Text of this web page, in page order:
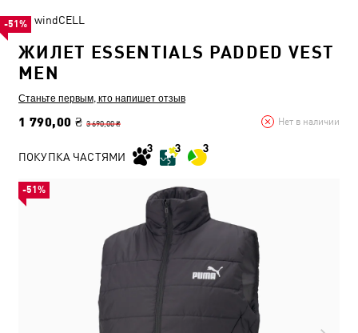
windCELL
ЖИЛЕТ ESSENTIALS PADDED VEST
MEN
Станьте первым, кто напишет отзыв
1 790,00 ₴ 3 690,00 ₴ Нет в наличии
-51%
ПОКУПКА ЧАСТЯМИ
-51%